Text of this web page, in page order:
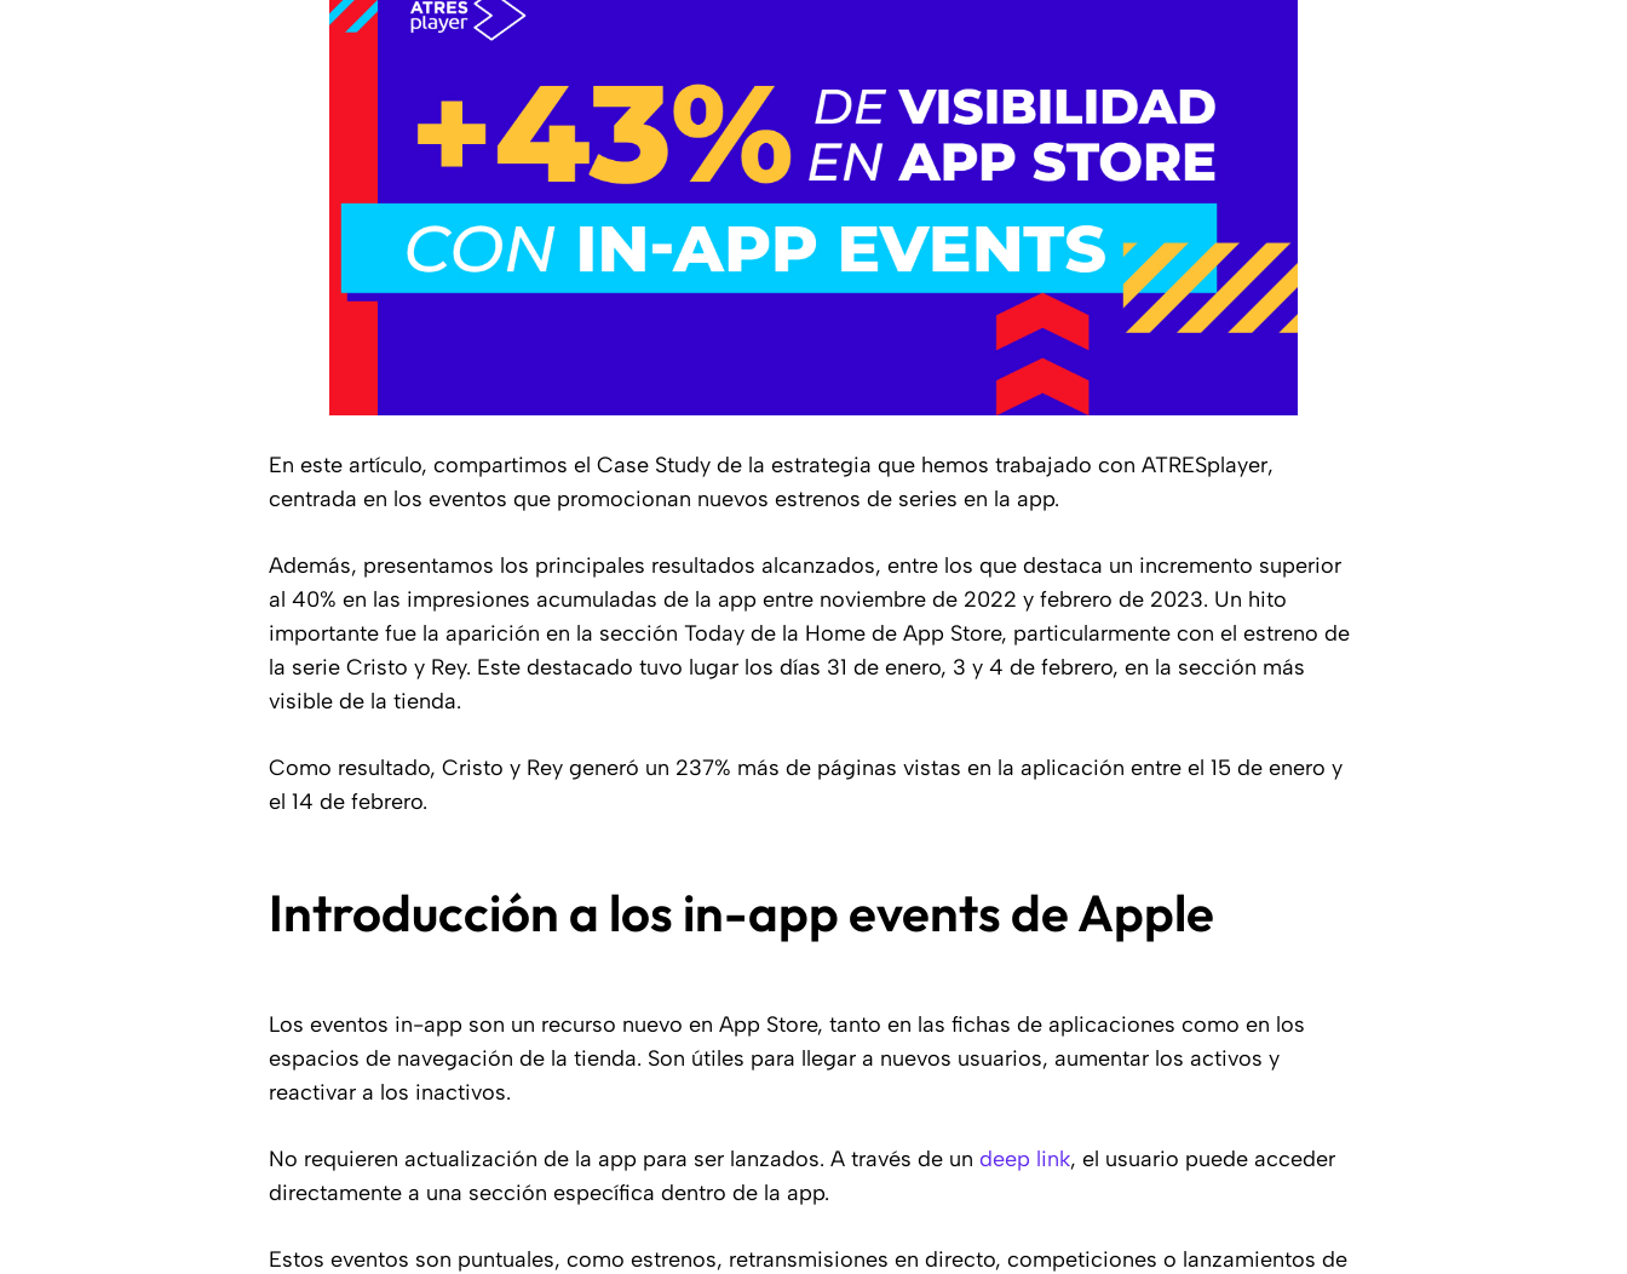
En este artículo, compartimos el Case Study de la estrategia que hemos trabajado con ATRESplayer,
centrada en los eventos que promocionan nuevos estrenos de series en la app.
Además, presentamos los principales resultados alcanzados, entre los que destaca un incremento superior
al 40% en las impresiones acumuladas de la app entre noviembre de 2022 y febrero de 2023. Un hito
importante fue la aparición en la sección Today de la Home de App Store, particularmente con el estreno de
la serie Cristo y Rey. Este destacado tuvo lugar los días 31 de enero, 3 y 4 de febrero, en la sección más
visible de la tienda.
Como resultado, Cristo y Rey generó un 237% más de páginas vistas en la aplicación entre el 15 de enero y
el 14 de febrero.
Introducción a los in-app events de Apple
Los eventos in-app son un recurso nuevo en App Store, tanto en las fichas de aplicaciones como en los
espacios de navegación de la tienda. Son útiles para llegar a nuevos usuarios, aumentar los activos y
reactivar a los inactivos.
No requieren actualización de la app para ser lanzados. A través de un deep link, el usuario puede acceder
directamente a una sección específica dentro de la app.
Estos eventos son puntuales, como estrenos, retransmisiones en directo, competiciones o lanzamientos de